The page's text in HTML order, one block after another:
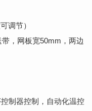
调节）
，网板宽50mm，两边
制器控制，自动化温控